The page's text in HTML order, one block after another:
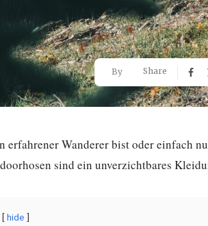
By Share
erfahrener Wanderer bist oder einfach
sind ein unverzichtbares
hide